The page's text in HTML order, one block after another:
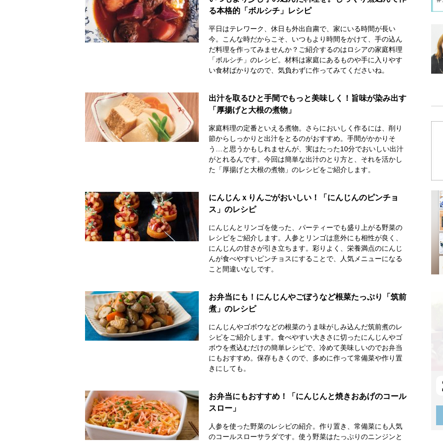
る本格的「ボルシチ」レシピ
平日はテレワーク、休日も外出自粛で、家にいる時間が長い
今。こんな時だからこそ、いつもより時間をかけて、手の込ん
だ料理を作ってみませんか？ご紹介するのはロシアの家庭料理
「ボルシチ」のレシピ。材料は家庭にあるものや手に入りやす
い食材ばかりなので、気負わずに作ってみてくださいね。
出汁を取るひと手間でもっと美味しく！旨味が染み出す
「厚揚げと大根の煮物」
家庭料理の定番といえる煮物。さらにおいしく作るには、削り
節からしっかりと出汁をとるのがおすすめ。手間がかかりそ
う…と思うかもしれませんが、実はたった10分でおいしい出汁
がとれるんです。今回は簡単な出汁のとり方と、それを活かし
た「厚揚げと大根の煮物」のレシピをご紹介します。
にんじんｘりんごがおいしい！「にんじんのピンチョ
ス」のレシピ
にんじんとリンゴを使った、パーティーでも盛り上がる野菜の
レシピをご紹介します。人参とリンゴは意外にも相性が良く、
にんじんの甘さが引き立ちます。彩りよく、栄養満点のにんじ
んが食べやすいピンチョスにすることで、人気メニューになる
こと間違いなしです。
お弁当にも！にんじんやごぼうなど根菜たっぷり「筑前
煮」のレシピ
にんじんやゴボウなどの根菜のうま味がしみ込んだ筑前煮のレ
シピをご紹介します。食べやすい大きさに切ったにんじんやゴ
ボウを煮込むだけの簡単レシピで、冷めて美味しいのでお弁当
にもおすすめ。保存もきくので、多めに作って常備菜や作り置
きにしても。
お弁当にもおすすめ！「にんじんと焼きおあげのコール
スロー」
人参を使った野菜のレシピの紹介。作り置き、常備菜にも人気
のコールスローサラダです。使う野菜はたっぷりのニンジンと